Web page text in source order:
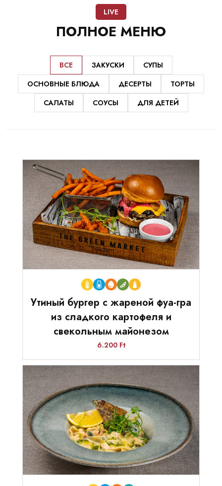
LIVE
ПОЛНОЕ МЕНЮ
ВСЕ ЗАКУСКИ
СУПЫ
ОСНОВНЫЕ БЛЮДА
ДЕСЕРТЫ
ТОРТЫ
САЛАТЫ
СОУСЫ ДЛЯ ДЕТЕЙ
Утиный бургер с жареной фуа-гра
из сладкого картофеля и
свекольным майонезом
6.200 Ft